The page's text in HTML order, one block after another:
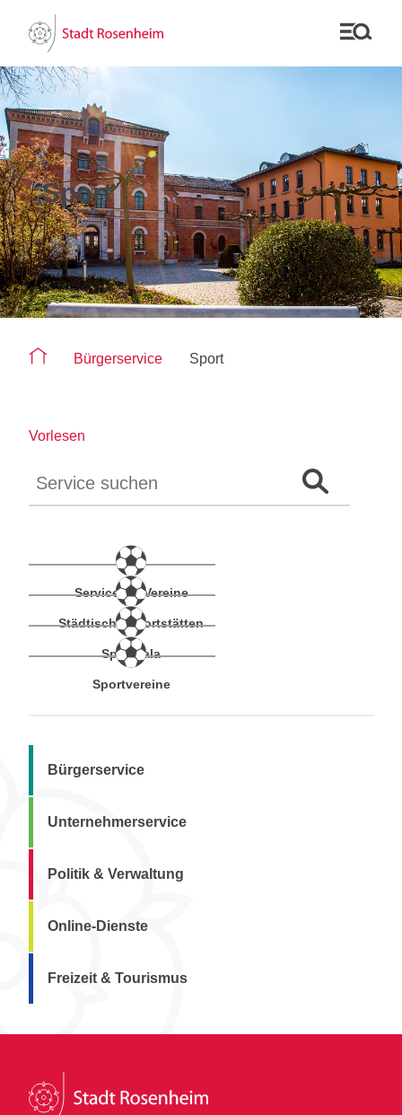
Sport
Sie befinden sich auf der Seite "Sport"
Bürgerservice Sport
Vorlesen
Suchformular
Service für Vereine
Städtische Sportstätten
Sportgala
Sportvereine
Bürgerservice
Unternehmerservice
Politik & Verwaltung
Online-Dienste
Freizeit & Tourismus